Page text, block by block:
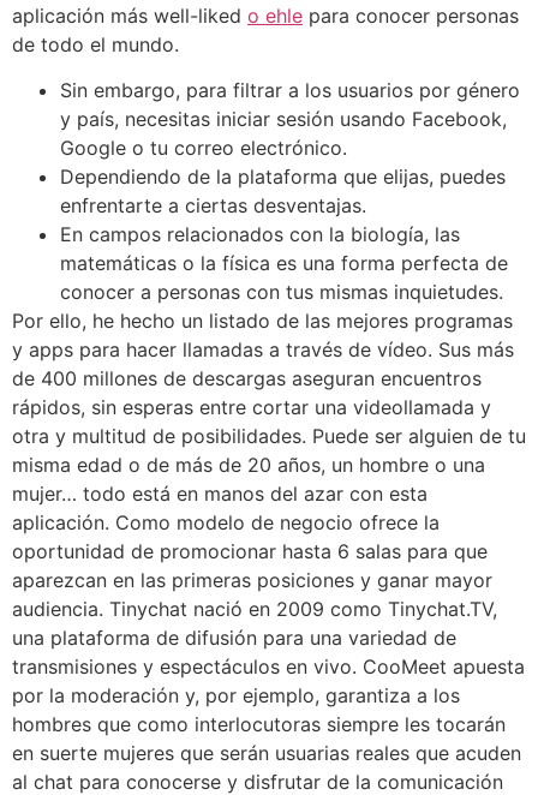
aplicación más well-liked o ehle para conocer personas
de todo el mundo.
Sin embargo, para filtrar a los usuarios por género
y país, necesitas iniciar sesión usando Facebook,
Google o tu correo electrónico.
Dependiendo de la plataforma que elijas, puedes
enfrentarte a ciertas desventajas.
En campos relacionados con la biología, las
matemáticas o la física es una forma perfecta de
conocer a personas con tus mismas inquietudes.
Por ello, he hecho un listado de las mejores programas
y apps para hacer llamadas a través de vídeo. Sus más
de 400 millones de descargas aseguran encuentros
rápidos, sin esperas entre cortar una videollamada y
otra y multitud de posibilidades. Puede ser alguien de tu
misma edad o de más de 20 años, un hombre o una
mujer… todo está en manos del azar con esta
aplicación. Como modelo de negocio ofrece la
oportunidad de promocionar hasta 6 salas para que
aparezcan en las primeras posiciones y ganar mayor
audiencia. Tinychat nació en 2009 como Tinychat.TV,
una plataforma de difusión para una variedad de
transmisiones y espectáculos en vivo. CooMeet apuesta
por la moderación y, por ejemplo, garantiza a los
hombres que como interlocutoras siempre les tocarán
en suerte mujeres que serán usuarias reales que acuden
al chat para conocerse y disfrutar de la comunicación